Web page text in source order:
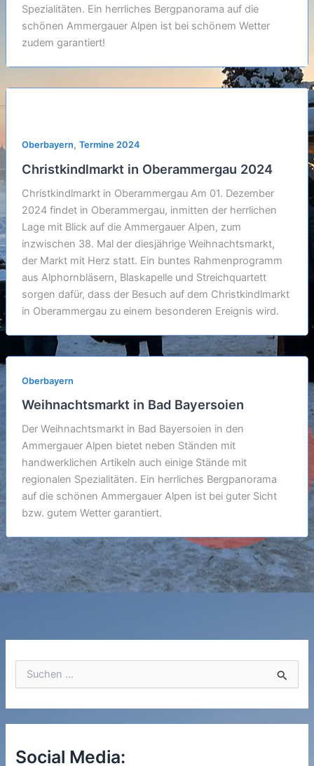
h
e
n
Social Media:
Spezialitäten. Ein herrliches Bergpanorama auf die
schönen Ammergauer Alpen ist bei schönem Wetter
zudem garantiert!
Oberbayern, Termine 2024
Christkindlmarkt in Oberammergau 2024
Christkindlmarkt in Oberammergau Am 01. Dezember
2024 findet in Oberammergau, inmitten der herrlichen
Lage mit Blick auf die Ammergauer Alpen, zum
inzwischen 38. Mal der diesjährige Weihnachtsmarkt,
der Markt mit Herz statt. Ein buntes Rahmenprogramm
aus Alphornbläsern, Blaskapelle und Streichquartett
sorgen dafür, dass der Besuch auf dem Christkindlmarkt
in Oberammergau zu einem besonderen Ereignis wird.
Oberbayern
Weihnachtsmarkt in Bad Bayersoien
Der Weihnachtsmarkt in Bad Bayersoien in den
Ammergauer Alpen bietet neben Ständen mit
handwerklichen Artikeln auch einige Stände mit
regionalen Spezialitäten. Ein herrliches Bergpanorama
auf die schönen Ammergauer Alpen ist bei guter Sicht
bzw. gutem Wetter garantiert.